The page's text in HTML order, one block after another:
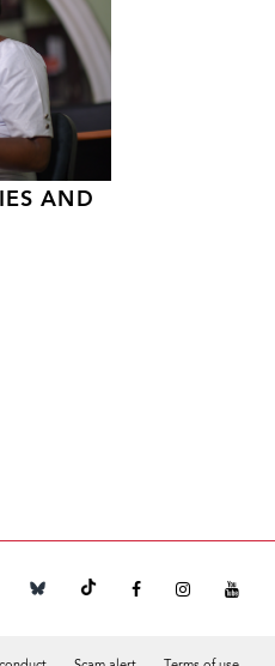
AND